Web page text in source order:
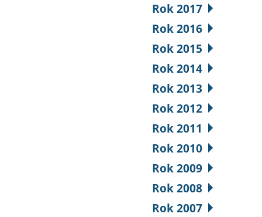
Rok 2017
Rok 2016
Rok 2015
Rok 2014
Rok 2013
Rok 2012
Rok 2011
Rok 2010
Rok 2009
Rok 2008
Rok 2007